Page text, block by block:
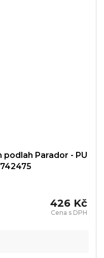
Parador - PU
426 Kč